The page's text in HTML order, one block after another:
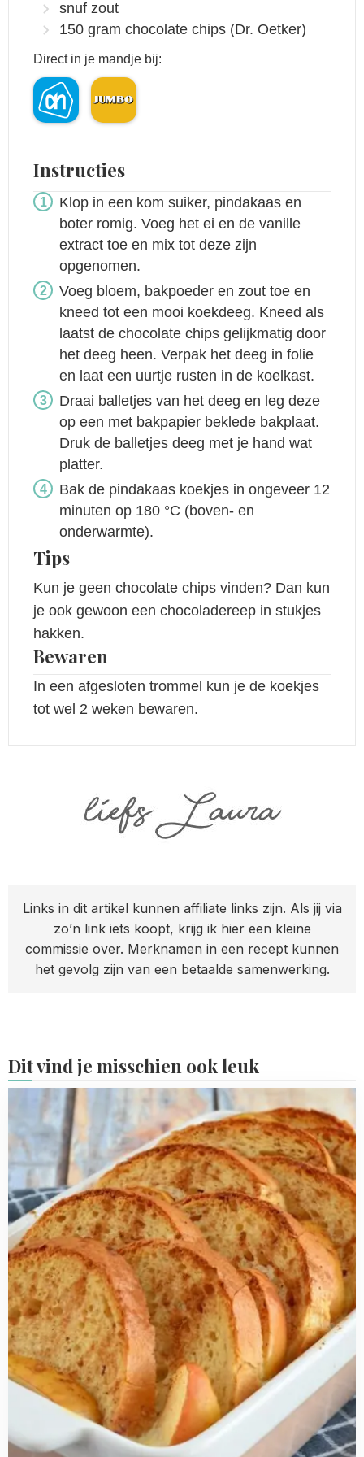
snuf zout
150 gram chocolate chips (Dr. Oetker)
Direct in je mandje bij:
Instructies
Klop in een kom suiker, pindakaas en
boter romig. Voeg het ei en de vanille
extract toe en mix tot deze zijn
opgenomen.
Voeg bloem, bakpoeder en zout toe en
kneed tot een mooi koekdeeg. Kneed als
laatst de chocolate chips gelijkmatig door
het deeg heen. Verpak het deeg in folie
en laat een uurtje rusten in de koelkast.
Draai balletjes van het deeg en leg deze
op een met bakpapier beklede bakplaat.
Druk de balletjes deeg met je hand wat
platter.
Bak de pindakaas koekjes in ongeveer 12
minuten op 180 °C (boven- en
onderwarmte).
Tips
Kun je geen chocolate chips vinden? Dan kun
je ook gewoon een chocoladereep in stukjes
hakken.
Bewaren
In een afgesloten trommel kun je de koekjes
tot wel 2 weken bewaren.
Links in dit artikel kunnen affiliate links zijn. Als jij via
zo’n link iets koopt, krijg ik hier een kleine
commissie over. Merknamen in een recept kunnen
het gevolg zijn van een betaalde samenwerking.
Dit vind je misschien ook leuk
about
Glutenvrije
broodpudding